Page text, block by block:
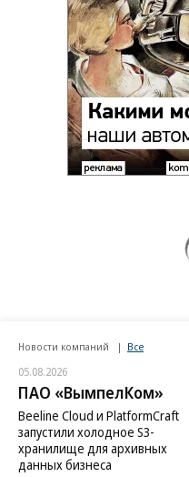
Новости компаний Все
05.08.2026
ПАО «ВымпелКом»
Beeline Cloud и PlatformCraft
запустили холодное S3-
хранилище для архивных
данных бизнеса